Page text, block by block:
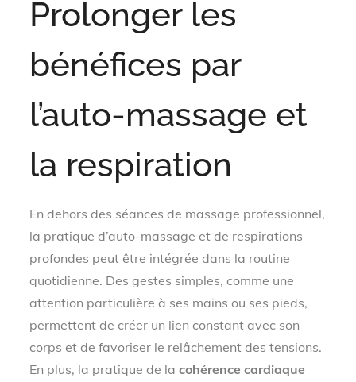
Prolonger les
bénéfices par
l’auto-massage et
la respiration
En dehors des séances de massage professionnel,
la pratique d’auto-massage et de respirations
profondes peut être intégrée dans la routine
quotidienne. Des gestes simples, comme une
attention particulière à ses mains ou ses pieds,
permettent de créer un lien constant avec son
corps et de favoriser le relâchement des tensions.
En plus, la pratique de lacohérence cardiaque